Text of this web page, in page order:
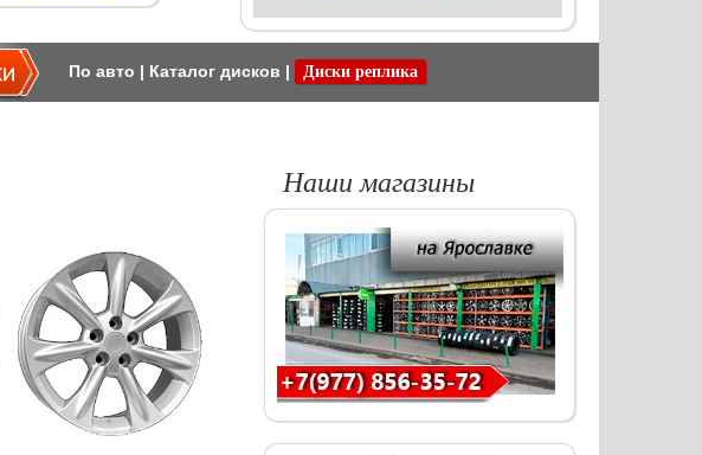
По авто | Каталог дисков | Диски реплика
Наши магазины